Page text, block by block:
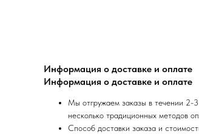
Информация о доставке и оплате
Информация о доставке и оплате
Мы отгружаем заказы в течении 2-
несколько традиционных методов
Способ доставки заказа и